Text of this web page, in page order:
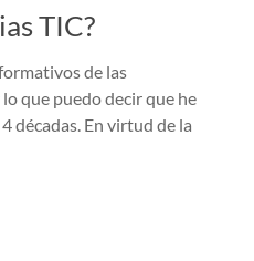
TIC?
de las
que puedo decir que he
décadas. En virtud de la